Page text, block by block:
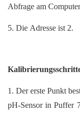
Abfrage am
5. Die Adresse ist 2.
1. Der erste Punkt
pH-Sensor in Puffer